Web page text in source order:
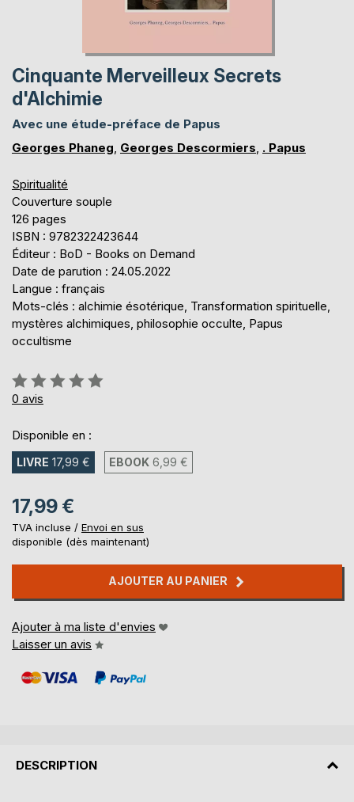
Cinquante Merveilleux Secrets
d'Alchimie
Avec une étude-préface de Papus
Georges Phaneg, Georges Descormiers, . Papus
Spiritualité
Couverture souple
126 pages
ISBN : 9782322423644
Éditeur : BoD - Books on Demand
Date de parution : 24.05.2022
Langue : français
Mots-clés : alchimie ésotérique, Transformation spirituelle,
mystères alchimiques, philosophie occulte, Papus
occultisme
Évaluation:
0%
0 avis
Disponible en :
LIVRE 17,99 € EBOOK 6,99 €
17,99 €
TVA incluse / Envoi en sus
disponible (dès maintenant)
AJOUTER AU PANIER
Ajouter à ma liste d'envies
Laisser un avis
DESCRIPTION